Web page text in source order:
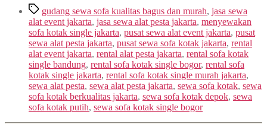
Tagsgudang sewa sofa kualitas bagus dan murah, jasa sewa
alat event jakarta, jasa sewa alat pesta jakarta, menyewakan
sofa kotak single jakarta, pusat sewa alat event jakarta, pusat
sewa alat pesta jakarta, pusat sewa sofa kotak jakarta, rental
alat event jakarta, rental alat pesta jakarta, rental sofa kotak
single bandung, rental sofa kotak single bogor, rental sofa
kotak single jakarta, rental sofa kotak single murah jakarta,
sewa alat pesta, sewa alat pesta jakarta, sewa sofa kotak, sewa
sofa kotak berkualitas jakarta, sewa sofa kotak depok, sewa
sofa kotak putih, sewa sofa kotak single bogor